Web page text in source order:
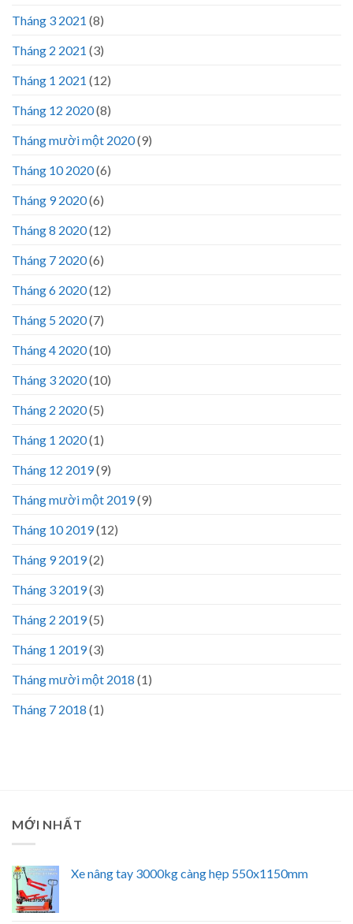
Tháng 3 2021 (8)
Tháng 2 2021 (3)
Tháng 1 2021 (12)
Tháng 12 2020(8)
Tháng mười một 2020(9)
Tháng 10 2020(6)
Tháng 9 2020(6)
Tháng 8 2020(12)
Tháng 7 2020(6)
Tháng 6 2020(12)
Tháng 5 2020(7)
Tháng 4 2020(10)
Tháng 3 2020(10)
Tháng 2 2020(5)
Tháng 1 2020(1)
Tháng 12 2019(9)
Tháng mười một 2019(9)
Tháng 10 2019(12)
Tháng 9 2019(2)
Tháng 3 2019(3)
Tháng 2 2019(5)
Tháng 1 2019(3)
Tháng mười một 2018 (1)
Tháng 7 2018 (1)
MỚI NHẤT
Xe nâng tay 3000kg càng hẹp 550x1150mm